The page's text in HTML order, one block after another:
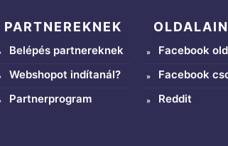
PARTNEREKNEK
Belépés partnereknek
Webshopot indítanál?
Partnerprogram
Facebook
Facebook
Reddit